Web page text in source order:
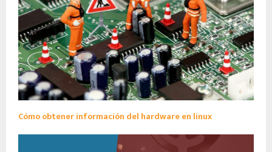
Cómo obtener información del hardware en linux